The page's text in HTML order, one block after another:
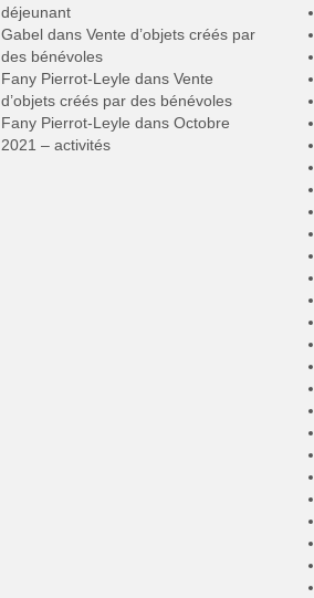
déjeunant
Gabel dans Vente d’objets créés par
des bénévoles
Fany Pierrot-Leyle dans Vente
d’objets créés par des bénévoles
Fany Pierrot-Leyle dans Octobre
2021 – activités